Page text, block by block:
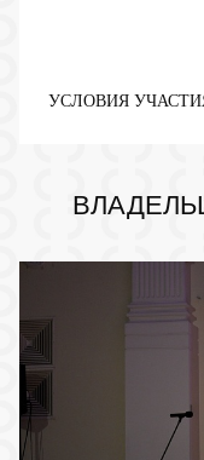
УСЛОВИЯ